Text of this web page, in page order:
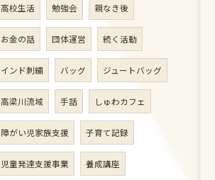
高校生活 勉強会 親なき後
お金の話 団体運営 続く活動
インド刺繍 バッグ ジュートバッグ
高梁川流域 手話 しゅわカフェ
障がい児家族支援 子育て記録
児童発達支援事業 養成講座